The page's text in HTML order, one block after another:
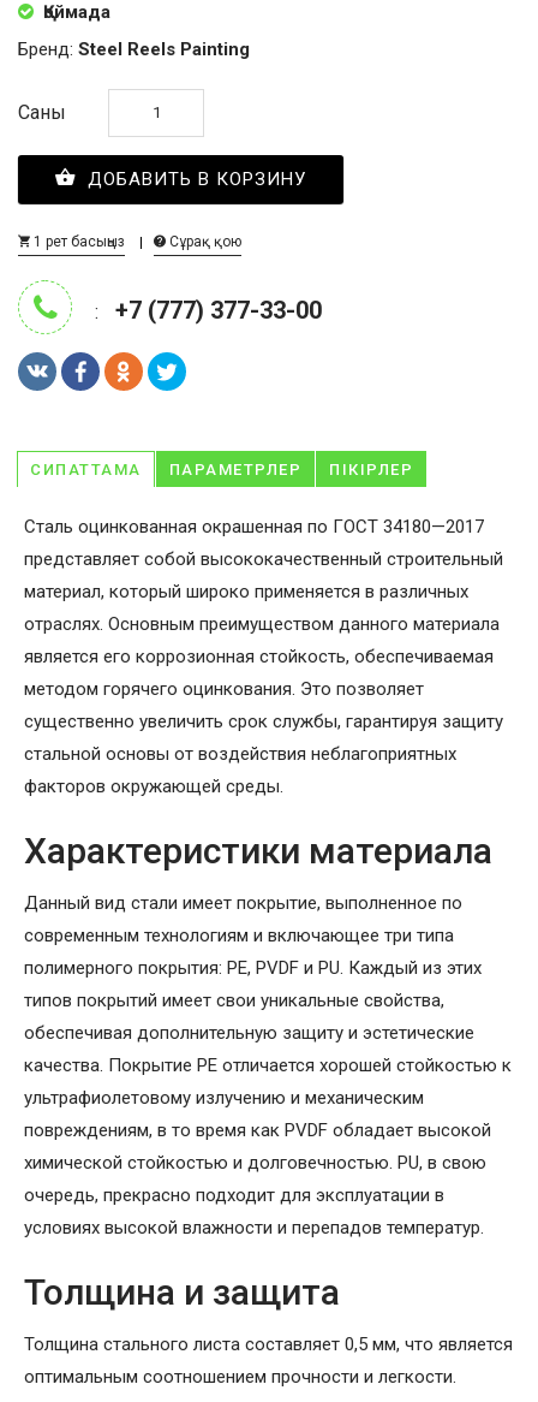
Қоймада
Бренд: Steel Reels Painting
Саны
ДОБАВИТЬ В КОРЗИНУ
1 рет басыңыз Сұрақ қою
: +7 (777) 377-33-00
СИПАТТАМА ПАРАМЕТРЛЕР ПІКІРЛЕР
Сталь оцинкованная окрашенная по ГОСТ 34180—2017
представляет собой высококачественный строительный
материал, который широко применяется в различных
отраслях. Основным преимуществом данного материала
является его коррозионная стойкость, обеспечиваемая
методом горячего оцинкования. Это позволяет
существенно увеличить срок службы, гарантируя защиту
стальной основы от воздействия неблагоприятных
факторов окружающей среды.
Характеристики материала
Данный вид стали имеет покрытие, выполненное по
современным технологиям и включающее три типа
полимерного покрытия: PE, PVDF и PU. Каждый из этих
типов покрытий имеет свои уникальные свойства,
обеспечивая дополнительную защиту и эстетические
качества. Покрытие PE отличается хорошей стойкостью к
ультрафиолетовому излучению и механическим
повреждениям, в то время как PVDF обладает высокой
химической стойкостью и долговечностью. PU, в свою
очередь, прекрасно подходит для эксплуатации в
условиях высокой влажности и перепадов температур.
Толщина и защита
Толщина стального листа составляет 0,5 мм, что является
оптимальным соотношением прочности и легкости.